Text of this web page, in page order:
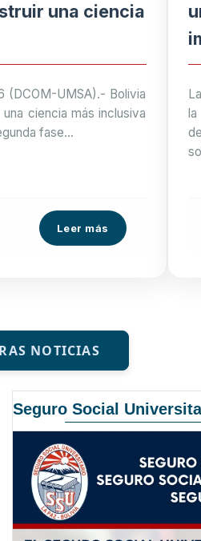
una ciencia
(DCOM-UMSA).- Bolivia
ciencia más inclusiva
fase...
Leer más
NOTICIAS
Seguro Social